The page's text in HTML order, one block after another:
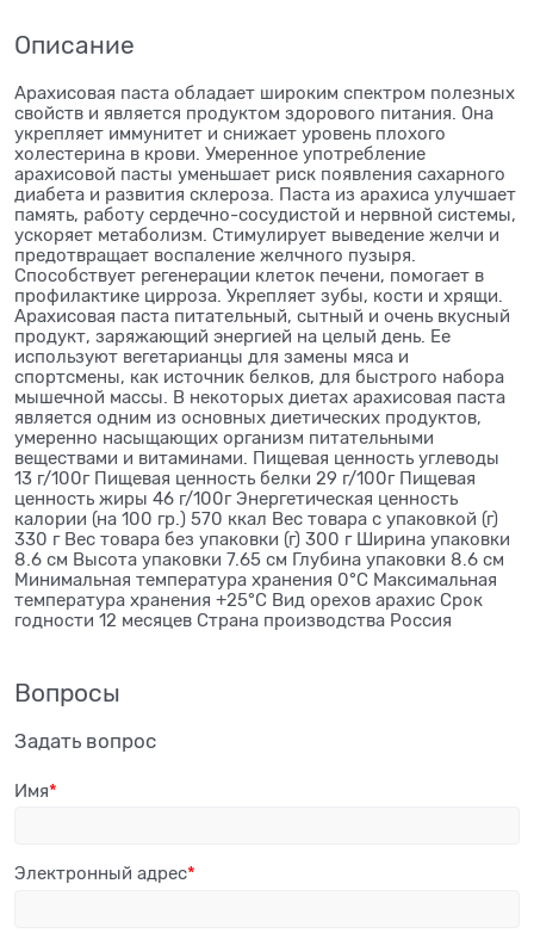
Описание
Арахисовая паста обладает широким спектром полезных
свойств и является продуктом здорового питания. Она
укрепляет иммунитет и снижает уровень плохого
холестерина в крови. Умеренное употребление
арахисовой пасты уменьшает риск появления сахарного
диабета и развития склероза. Паста из арахиса улучшает
память, работу сердечно-сосудистой и нервной системы,
ускоряет метаболизм. Стимулирует выведение желчи и
предотвращает воспаление желчного пузыря.
Способствует регенерации клеток печени, помогает в
профилактике цирроза. Укрепляет зубы, кости и хрящи.
Арахисовая паста питательный, сытный и очень вкусный
продукт, заряжающий энергией на целый день. Ее
используют вегетарианцы для замены мяса и
спортсмены, как источник белков, для быстрого набора
мышечной массы. В некоторых диетах арахисовая паста
является одним из основных диетических продуктов,
умеренно насыщающих организм питательными
веществами и витаминами. Пищевая ценность углеводы
13 г/100г Пищевая ценность белки 29 г/100г Пищевая
ценность жиры 46 г/100г Энергетическая ценность
калории (на 100 гр.) 570 ккал Вес товара с упаковкой (г)
330 г Вес товара без упаковки (г) 300 г Ширина упаковки
8.6 см Высота упаковки 7.65 см Глубина упаковки 8.6 см
Минимальная температура хранения 0°C Максимальная
температура хранения +25°C Вид орехов арахис Срок
годности 12 месяцев Страна производства Россия
Вопросы
Задать вопрос
Имя
Электронный адрес